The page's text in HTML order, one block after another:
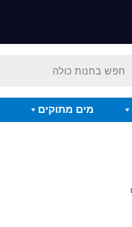
מים מתוקים